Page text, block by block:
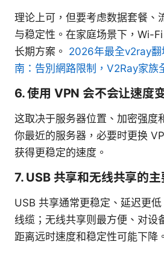
理论上可，但要考虑数据套餐、
与稳定性。在家庭场景下，Wi-
长期方案。 2026年最全v2ray翻
南：告別網路限制，V2Ray家族
6. 使用 VPN 会不会让速度
这取决于服务器位置、加密强度
你最近的服务器，必要时更换
获得更稳定的速度。
7. USB 共享和无线共享的主
USB 共享通常更稳定、延迟更
线缆；无线共享则最方便、对设
距离远时速度和稳定性可能下降。